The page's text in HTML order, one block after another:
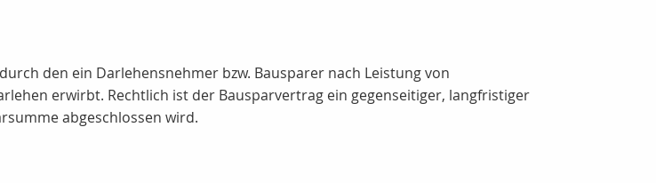
den ein Darlehensnehmer bzw. Bausparer nach Leistung von
erwirbt. Rechtlich ist der Bausparvertrag ein gegenseitiger, langfristiger
abgeschlossen wird.